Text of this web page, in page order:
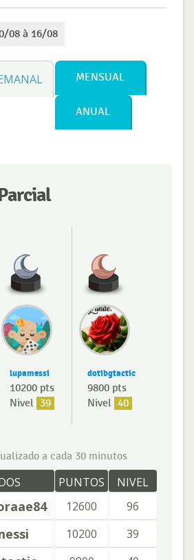
08 à 16/08
MENSUAL
ANUAL
lupamessi
10200 pts
Nivel 39
dotibgtactic
9800 pts
Nivel 40
a cada 30 minutos
PUNTOS
NIVEL
12600
96
10200
39